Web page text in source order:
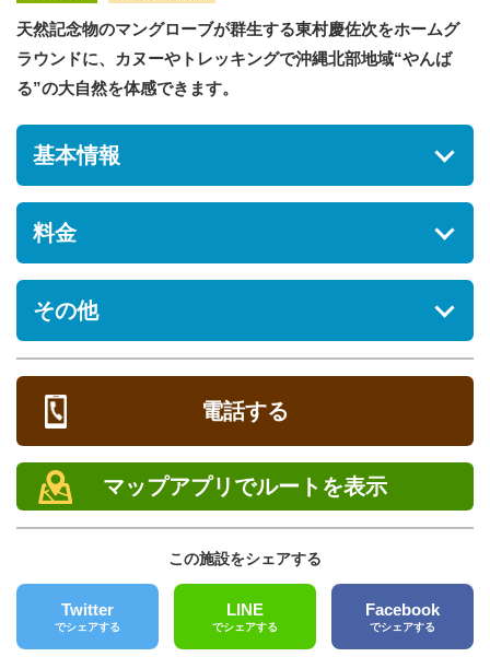
天然記念物のマングローブが群生する東村慶佐次をホームグ
ラウンドに、カヌーやトレッキングで沖縄北部地域“やんば
る”の大自然を体感できます。
基本情報
住所
沖縄県国頭郡東村慶佐次82
駐車場
[あり] 無料
営業時間
定休日
元旦のみ
電話
0980-43-2585
クレジットカード
料金
プログラム名
ール
ローブカヌー体
験
人
5
0
供
4,
5
0
0
3
間
その他
必ず必要なもの
着替えと、濡れてもいい靴（ビーチサンダルなど）、夏場は帽
子と飲み物
あると便利なもの
防水タイプのカメラ
シャワー、更衣室、トイレ
注意事項
キャンセル：前日：ツアー料金の90％ 当日：ツアー料金
電話する
マップアプリでルートを表示
この施設をシェアする
Twitter
でシェアする
LINE
でシェアする
Facebook
でシェアする